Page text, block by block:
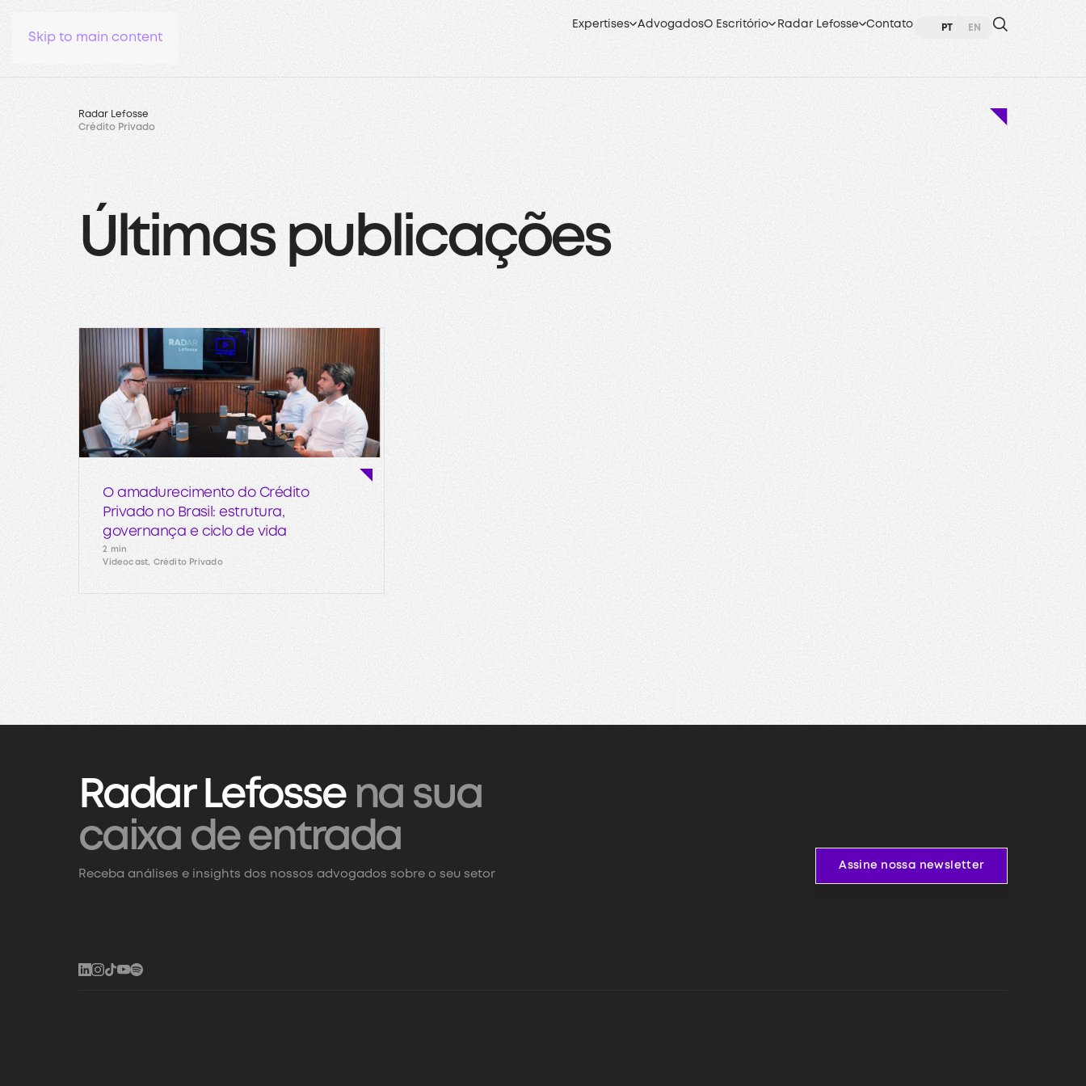
Skip to main content
Expertises AdvogadosO Escritório Radar Lefosse Contato PT EN
Radar Lefosse
Crédito Privado
Últimas publicações
O amadurecimento do Crédito
Privado no Brasil: estrutura,
governança e ciclo de vida
2 min
Videocast, Crédito Privado
Radar Lefossena sua
caixa de entrada
Receba análises e insights dos nossos advogados sobre o seu setor
Assine nossa newsletter